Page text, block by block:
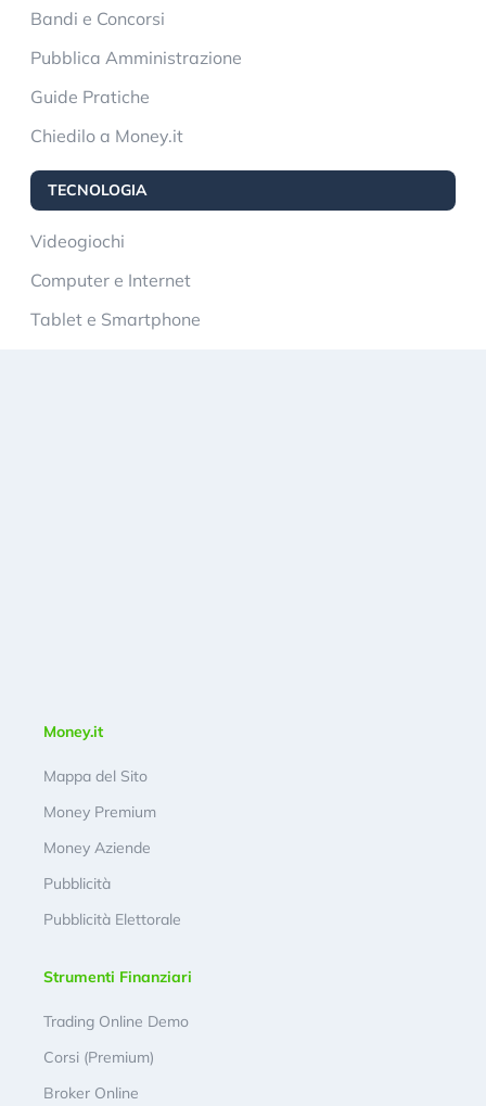
Bandi e Concorsi
Pubblica Amministrazione
Guide Pratiche
Chiedilo a Money.it
TECNOLOGIA
Videogiochi
Computer e Internet
Tablet e Smartphone
Money.it
Mappa del Sito
Money Premium
Money Aziende
Pubblicità
Pubblicità Elettorale
Strumenti Finanziari
Trading Online Demo
Corsi (Premium)
Broker Online